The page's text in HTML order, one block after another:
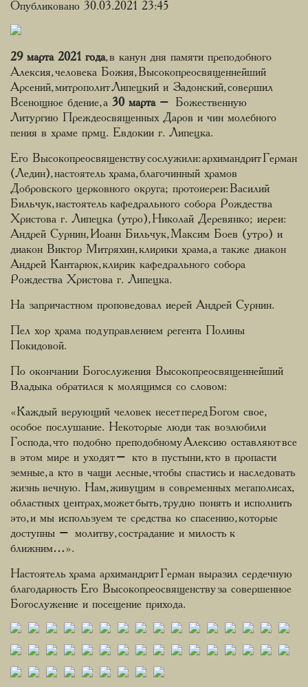
Опубликовано 30.03.2021 23:45
29 марта 2021 года, в канун дня памяти преподобного
Алексия, человека Божия, Высокопреосвященнейший
Арсений, митрополит Липецкий и Задонский, совершил
Всенощное бдение, а 30 марта– Божественную
Литургию Преждеосвященных Даров и чин молебного
пения в храме прмц. Евдокии г. Липецка.
Его Высокопреосвященству сослужили: архимандрит Герман
(Ледин), настоятель храма, благочинный храмов
Добровского церковного округа; протоиереи: Василий
Бильчук, настоятель кафедрального собора Рождества
Христова г. Липецка (утро), Николай Деревянко; иереи:
Андрей Сурнин, Иоанн Бильчук, Максим Боев (утро) и
диакон Виктор Митряхин, клирики храма, а также диакон
Андрей Кантарюк, клирик кафедрального собора
Рождества Христова г. Липецка.
На запричастном проповедовал иерей Андрей Сурнин.
Пел хор храма под управлением регента Полины
Покидовой.
По окончании Богослужения Высокопреосвященнейший
Владыка обратился к молящимся со словом:
«Каждый верующий человек несет перед Богом свое,
особое послушание. Некоторые люди так возлюбили
Господа, что подобно преподобному Алексию оставляют все
в этом мире и уходят – кто в пустыни, кто в пропасти
земные, а кто в чащи лесные, чтобы спастись и наследовать
жизнь вечную. Нам, живущим в современных мегаполисах,
областных центрах, может быть, трудно понять и исполнить
это, и мы используем те средства ко спасению, которые
доступны – молитву, сострадание и милость к
ближним…».
Настоятель храма архимандрит Герман выразил сердечную
благодарность Его Высокопреосвященству за совершенное
Богослужение и посещение прихода.